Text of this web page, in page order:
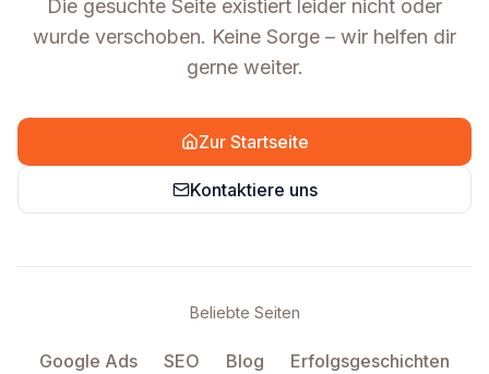
Die gesuchte Seite existiert leider nicht oder
wurde verschoben. Keine Sorge – wir helfen dir
gerne weiter.
Zur Startseite
Kontaktiere uns
Beliebte Seiten
Google Ads SEO Blog
Erfolgsgeschichten